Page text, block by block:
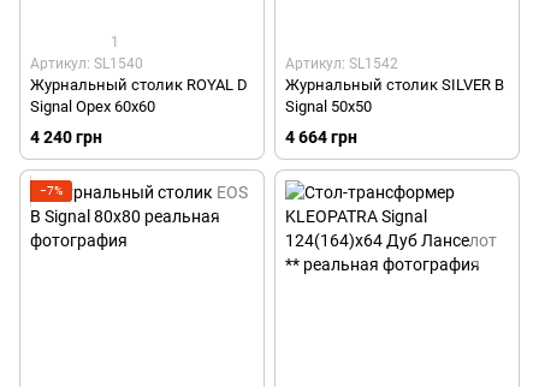
1
Артикул: SL1540
Журнальный столик ROYAL D
Signal Орех 60x60
4 240 грн
Артикул: SL1542
Журнальный столик SILVER B
Signal 50x50
4 664 грн
−7%